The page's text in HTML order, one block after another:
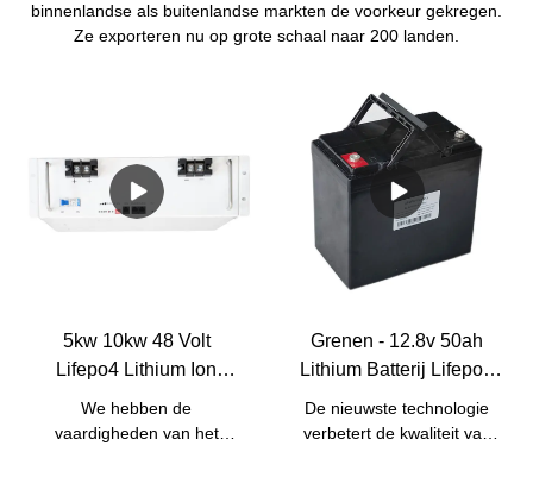
binnenlandse als buitenlandse markten de voorkeur gekregen.
Ze exporteren nu op grote schaal naar 200 landen.
5kw 10kw 48 Volt
Lifepo4 Lithium Ion
Oplaadbare
Batterijpakket Met
We hebben de
vaardigheden van het
Grenen - 12.8v 50ah
Lithium Batterij Lifepo4
Batterijen Voor Loodzuur
Vervangende Batterij 12v
De nieuwste technologie
verbetert de kwaliteit van